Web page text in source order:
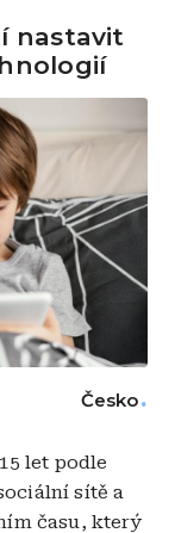
nastavit
Česko
let podle
sítě a
času, který